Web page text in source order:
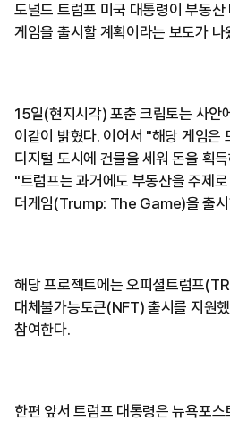
도널드 트럼프 미국 대통령이 부동
게임을 출시할 계획이라는 보도가 나
15일(현지시각) 포춘 크립토는 사안
이같이 밝혔다. 이어서 "해당 게임은
디지털 도시에 건물을 세워 돈을 획
"트럼프는 과거에도 부동산을 주제
더게임(Trump: The Game)을 출시
해당 프로젝트에는 오피셜트럼프
대체불가능토큰(NFT) 출시를 지원
참여한다.
한편 앞서 트럼프 대통령은 뉴욕포스